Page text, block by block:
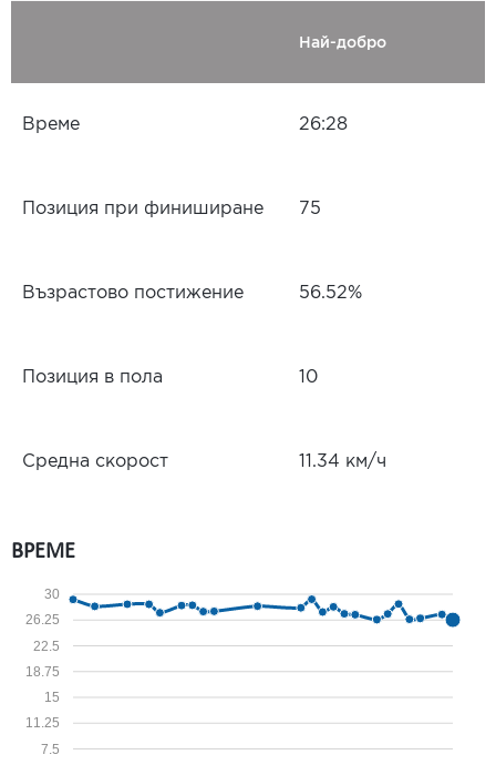
Най-добро
Време 26:28
Позиция при финиширане 75
Възрастово постижение 56.52%
Позиция в пола 10
Средна скорост 11.34 км/ч
ВРЕМЕ
7.5
11.25
15
18.75
22.5
26.25
30